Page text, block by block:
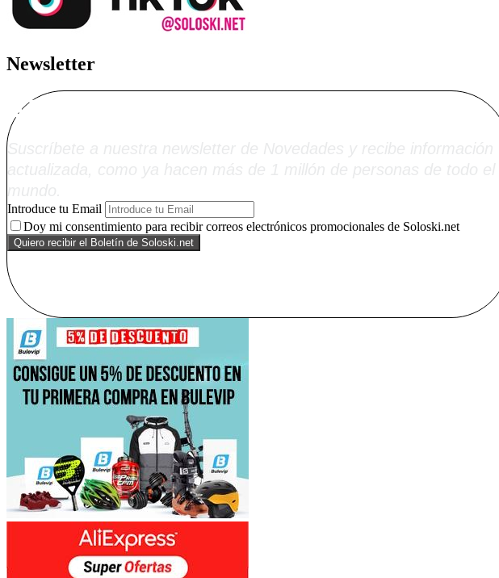
Newsletter
Alta Boletín Soloski.net
Suscríbete a nuestra newsletter de Novedades y recibe información
Introduce tu Email
Doy mi consentimiento para recibir correos electrónicos promocionales de Soloski.net